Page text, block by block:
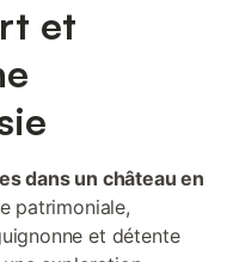
et
dans un château en
patrimoniale,
et détente